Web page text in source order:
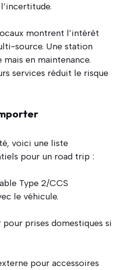
montrent l’intérêt
source. Une station
en maintenance.
services réduit le risque
voici une liste
pour un road trip :
Type 2/CCS
le véhicule.
pour prises domestiques si
pour accessoires